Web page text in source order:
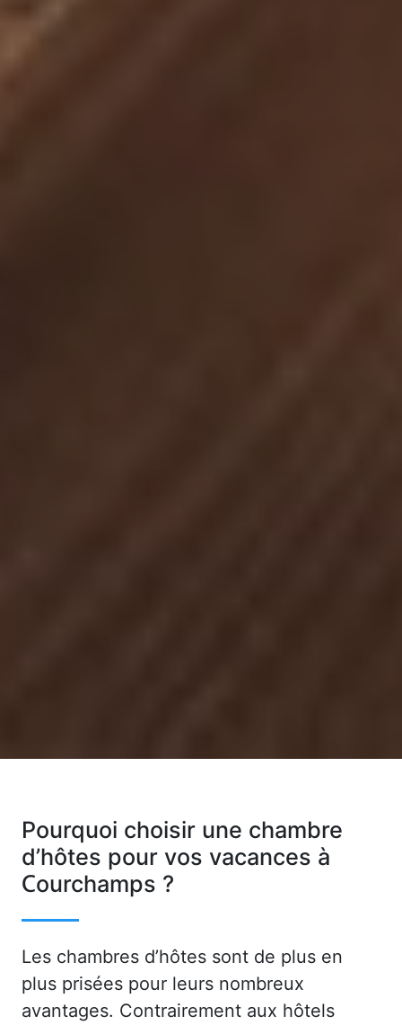
Pourquoi choisir une chambre
d’hôtes pour vos vacances à
Courchamps ?
Les chambres d’hôtes sont de plus en
plus prisées pour leurs nombreux
avantages. Contrairement aux hôtels